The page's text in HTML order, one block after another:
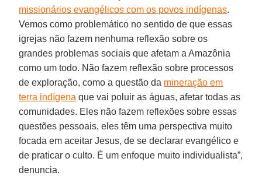
missionários evangélicos com os povos indígenas.
Vemos como problemático no sentido de que essas
igrejas não fazem nenhuma reflexão sobre os
grandes problemas sociais que afetam a Amazônia
como um todo. Não fazem reflexão sobre processos
de exploração, como a questão da mineração em
terra indígena que vai poluir as águas, afetar todas as
comunidades. Eles não fazem reflexões sobre essas
questões pessoais, eles têm uma perspectiva muito
focada em aceitar Jesus, de se declarar evangélico e
de praticar o culto. É um enfoque muito individualista”,
denuncia.